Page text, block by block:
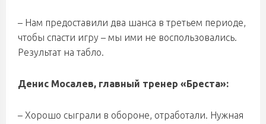
– Нам предоставили два шанса в третьем периоде,
чтобы спасти игру – мы ими не воспользовались.
Результат на табло.
Денис Мосалев, главный тренер «Бреста»:
– Хорошо сыграли в обороне, отработали. Нужная